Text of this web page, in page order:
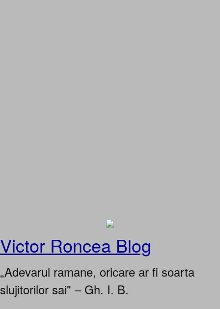
Victor Roncea Blog
„Adevarul ramane, oricare ar fi soarta
slujitorilor sai" – Gh. I. B.